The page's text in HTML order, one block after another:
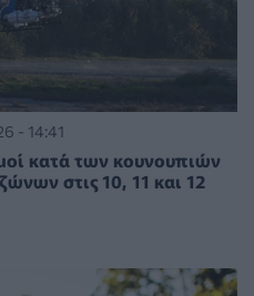
- 14:41
κατά των κουνουπιών
στις 10, 11 και 12